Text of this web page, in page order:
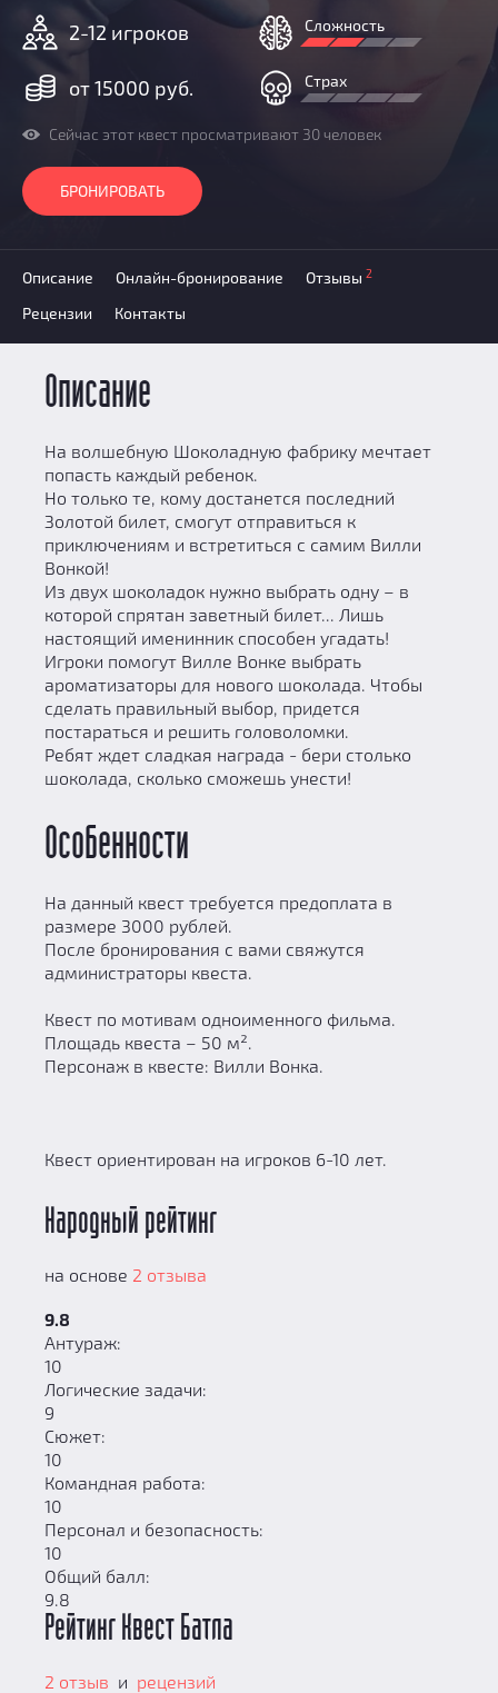
Добавить квест
2-12 игроков
от 15000 руб.
Сложность
Страх
Сейчас этот квест просматривают 30 человек
БРОНИРОВАТЬ
Описание Онлайн-бронирование Отзывы 2
Рецензии Контакты
Описание
На волшебную Шоколадную фабрику мечтает
попасть каждый ребенок.
Но только те, кому достанется последний
Золотой билет, смогут отправиться к
приключениям и встретиться с самим Вилли
Вонкой!
Из двух шоколадок нужно выбрать одну – в
которой спрятан заветный билет... Лишь
настоящий именинник способен угадать!
Игроки помогут Вилле Вонке выбрать
ароматизаторы для нового шоколада. Чтобы
сделать правильный выбор, придется
постараться и решить головоломки.
Ребят ждет сладкая награда - бери столько
шоколада, сколько сможешь унести!
Особенности
На данный квест требуется предоплата в
размере 3000 рублей.
После бронирования с вами свяжутся
администраторы квеста.
Квест по мотивам одноименного фильма.
Площадь квеста – 50 м².
Персонаж в квесте: Вилли Вонка.
Квест ориентирован на игроков 6-10 лет.
Народный рейтинг
на основе 2 отзыва
9.8
Антураж:
10
Логические задачи:
9
Сюжет:
10
Командная работа:
10
Персонал и безопасность:
10
Общий балл:
9.8
Рейтинг Квест Батла
2 отзыв и рецензий